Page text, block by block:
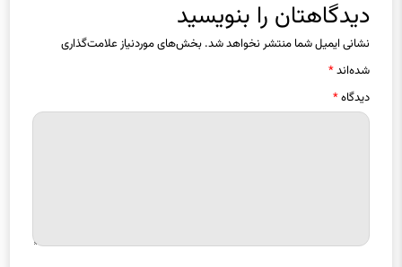
نشانی ایمیل شما منتشر نخواهد شد.بخش‌های موردنیاز علامت‌گذاری
شده‌اند*
دیدگاه*